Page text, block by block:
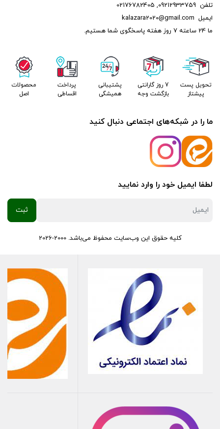
تلفن 09212933759
,
02176782405
ایمیل kalazara2020@gmail.com
ما 24 ساعته 7 روز هفته پاسخگوی شما هستیم.
تحویل پست
پیشتاز
7 روز گارانتی
بازگشت وجه
پشتیبانی
همیشگی
پرداخت
اقساطی
محصولات
اصل
ما را در شبکه‌های اجتماعی دنبال کنید
لطفا ایمیل خود را وارد نمایید
کلیه حقوق این وب‌سایت محفوظ می‌باشد. 2000-2026